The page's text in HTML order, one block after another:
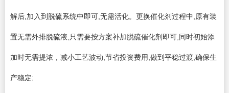
解后,加入到脱硫系统中即可,无需活化。更换催化剂过程中,原有装
置无需外排脱硫液,只需要按方案补加脱硫催化剂即可,同时初始添
加时无需提浓，减小工艺波动,节省投资费用,做到平稳过渡,确保生
产稳定;